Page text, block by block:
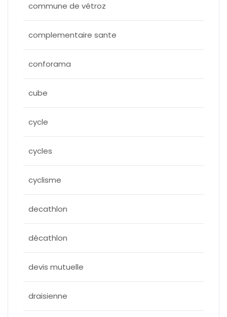
commune de vétroz
complementaire sante
conforama
cube
cycle
cycles
cyclisme
decathlon
décathlon
devis mutuelle
draisienne